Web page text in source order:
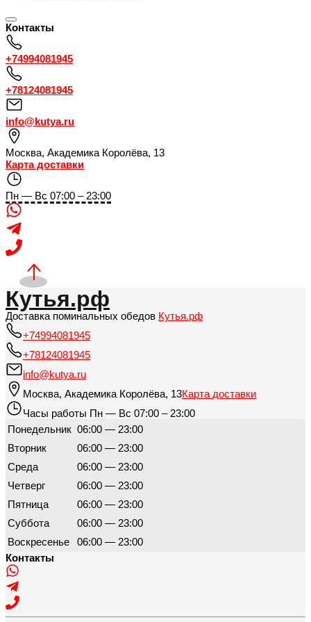
Контакты
+74994081945
+78124081945
info@kutya.ru
Москва, Академика Королёва, 13
Карта доставки
Пн — Вс 07:00 – 23:00
Кутья.рф
Доставка поминальных обедов Кутья.рф
+74994081945
+78124081945
info@kutya.ru
Москва, Академика Королёва, 13Карта доставки
Часы работы Пн — Вс 07:00 – 23:00
Понедельник 06:00 — 23:00
Вторник
06:00 — 23:00
Среда
06:00 — 23:00
Четверг
06:00 — 23:00
Пятница
06:00 — 23:00
Суббота
06:00 — 23:00
Воскресенье
06:00 — 23:00
Контакты